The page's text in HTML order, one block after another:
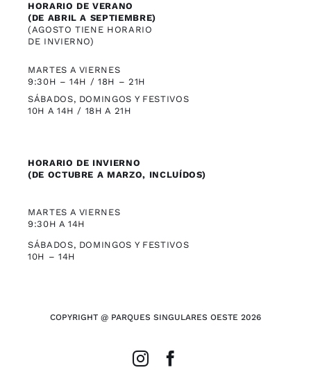
HORARIO DE VERANO
(DE ABRIL A SEPTIEMBRE)
(AGOSTO TIENE HORARIO
DE INVIERNO)
MARTES A VIERNES
9:30H – 14H / 18H – 21H
SÁBADOS, DOMINGOS Y FESTIVOS
10H A 14H / 18H A 21H
HORARIO DE INVIERNO
(DE OCTUBRE A MARZO, INCLUÍDOS)
MARTES A VIERNES
9:30H A 14H
SÁBADOS, DOMINGOS Y FESTIVOS
10H – 14H
COPYRIGHT @ PARQUES SINGULARES OESTE 2026